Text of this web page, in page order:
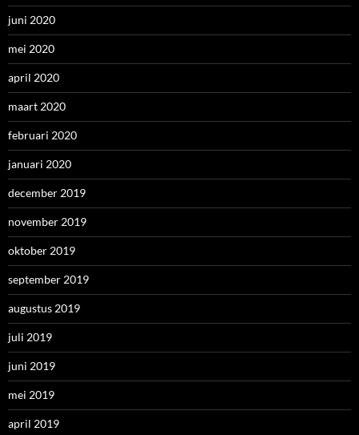
juni 2020
mei 2020
april 2020
maart 2020
februari 2020
januari 2020
december 2019
november 2019
oktober 2019
september 2019
augustus 2019
juli 2019
juni 2019
mei 2019
april 2019